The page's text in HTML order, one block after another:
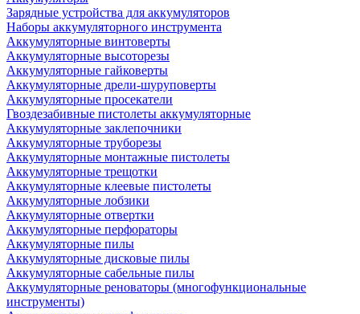
Зарядные устройства для аккумуляторов
Наборы аккумуляторного инструмента
Аккумуляторные винтоверты
Аккумуляторные высоторезы
Аккумуляторные гайковерты
Аккумуляторные дрели-шуруповерты
Аккумуляторные просекатели
Гвоздезабивные пистолеты аккумуляторные
Аккумуляторные заклепочники
Аккумуляторные труборезы
Аккумуляторные монтажные пистолеты
Аккумуляторные трещотки
Аккумуляторные клеевые пистолеты
Аккумуляторные лобзики
Аккумуляторные отвертки
Аккумуляторные перфораторы
Аккумуляторные пилы
Аккумуляторные дисковые пилы
Аккумуляторные сабельные пилы
Аккумуляторные реноваторы (многофункциональные
инструменты)